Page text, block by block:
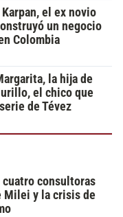
el ex novio
un negocio
Colombia
la hija de
el chico que
de Tévez
cuatro consultoras
Milei y la crisis de